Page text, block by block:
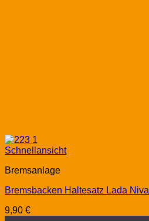
Schnellansicht
Bremsanlage
Bremsbacken Haltesatz Lada Niva
9,90 €